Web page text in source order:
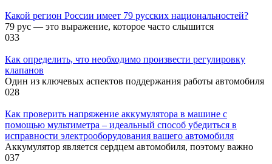
Какой регион России имеет 79 русских национальностей?
79 рус — это выражение, которое часто слышится
033
Как определить, что необходимо произвести регулировку
клапанов
Один из ключевых аспектов поддержания работы автомобиля
028
Как проверить напряжение аккумулятора в машине с
помощью мультиметра – идеальный способ убедиться в
исправности электрооборудования вашего автомобиля
Аккумулятор является сердцем автомобиля, поэтому важно
037